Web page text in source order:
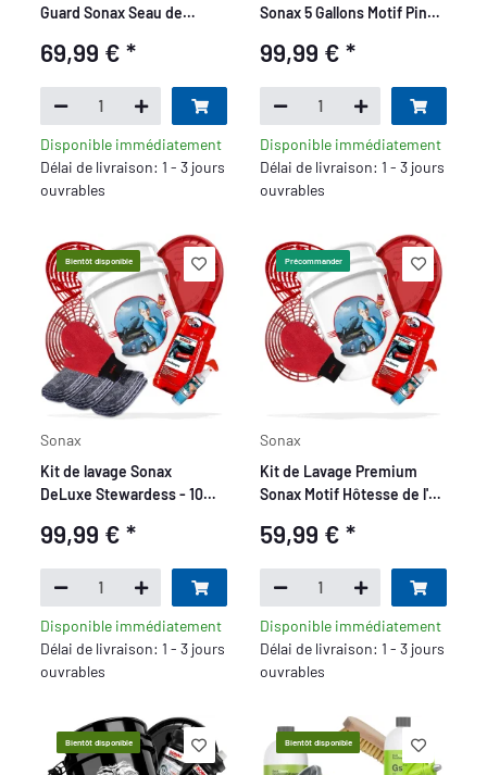
Guard Sonax Seau de
Felgenbeast - 7 pièces
69,99 €*
Disponible immédiatement
Délai de livraison: 1 - 3 jours
ouvrables
Sonax 5 Gallons Motif Pin
99,99 € *
Disponible immédiatement
Délai de livraison: 1 - 3 jours
ouvrables
Bientôt disponible
Sonax
Kit de lavage Sonax
DeLuxe Stewardess - 10
99,99 €*
Disponible immédiatement
Délai de livraison: 1 - 3 jours
ouvrables
Précommander
Sonax
Kit de Lavage Premium
Sonax Motif Hôtesse de l'air
59,99 € *
Disponible immédiatement
Délai de livraison: 1 - 3 jours
ouvrables
Bientôt disponible Bientôt disponible